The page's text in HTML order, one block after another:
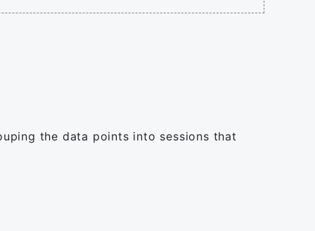
the data points into sessions that